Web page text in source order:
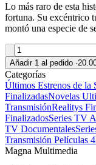
Lo más raro de esta
fortuna. Su excéntrico
montó una especie de
Añadir 1 al pedido ·
Categorías
Últimos Estrenos de la
FinalizadasNovelas
TransmisiónRealitys
FinalizadosSeries TV
TV Documentales
Transmisión Películas
Magna Multimedia